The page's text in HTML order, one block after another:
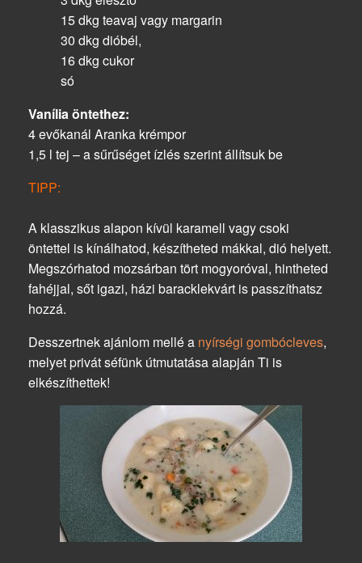
15 dkg teavaj vagy margarin
30 dkg dióbél,
16 dkg cukor
só
Vanília öntethez:
4 evőkanál Aranka krémpor
1,5 l tej – a sűrűséget ízlés szerint állítsuk be
TIPP:
A klasszikus alapon kívül karamell vagy csoki
öntettel is kínálhatod, készítheted mákkal, dió helyett.
Megszórhatod mozsárban tört mogyoróval, hintheted
fahéjjal, sőt igazi, házi baracklekvárt is passzíthatsz
hozzá.
Desszertnekajánlom mellé a nyírségi gombócleves,
melyet privát séfünk útmutatása alapján Ti is
elkészíthettek!